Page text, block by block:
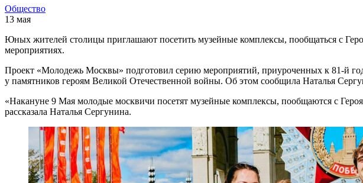
Общество
13 мая
Юных жителей столицы приглашают посетить музейные комплексы, пообщаться с
мероприятиях.
Проект «Молодежь Москвы» подготовил серию мероприятий, приуроченных к 81-й
у памятников героям Великой Отечественной войны. Об этом сообщила Наталья
«Накануне 9 Мая молодые москвичи посетят музейные комплексы, пообщаются с
рассказала Наталья Сергунина.